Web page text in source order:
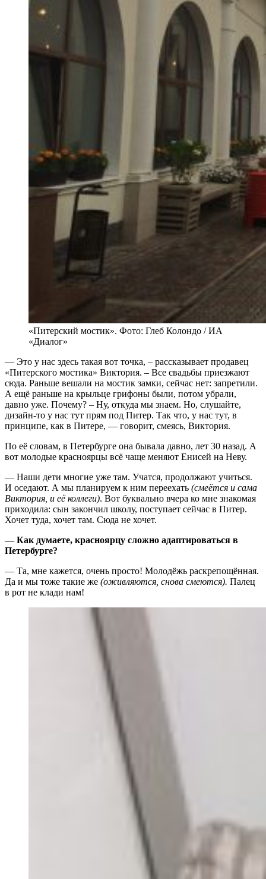
«Питерский мостик». Фото: Глеб Колондо / ИА
«Диалог»
— Это у нас здесь такая вот точка, – рассказывает продавец
«Питерского мостика» Виктория. – Все свадьбы приезжают
сюда. Раньше вешали на мостик замки, сейчас нет: запретили.
А ещё раньше на крыльце грифоны были, потом убрали,
давно уже. Почему? – Ну, откуда мы знаем. Но, слушайте,
дизайн-то у нас тут прям под Питер. Так что, у нас тут, в
принципе, как в Питере, — говорит, смеясь, Виктория.
По её словам, в Петербурге она бывала давно, лет 30 назад. А
вот молодые красноярцы всё чаще меняют Енисей на Неву.
— Наши дети многие уже там. Учатся, продолжают учиться.
И оседают. А мы планируем к ним переехать (смеётся и сама
Виктория, и её коллеги). Вот буквально вчера ко мне знакомая
приходила: сын закончил школу, поступает сейчас в Питер.
Хочет туда, хочет там. Сюда не хочет.
— Как думаете, красноярцу сложно адаптироваться в
Петербурге?
— Та, мне кажется, очень просто! Молодёжь раскрепощённая.
Да и мы тоже такие же (оживляются, снова смеются). Палец
в рот не клади нам!